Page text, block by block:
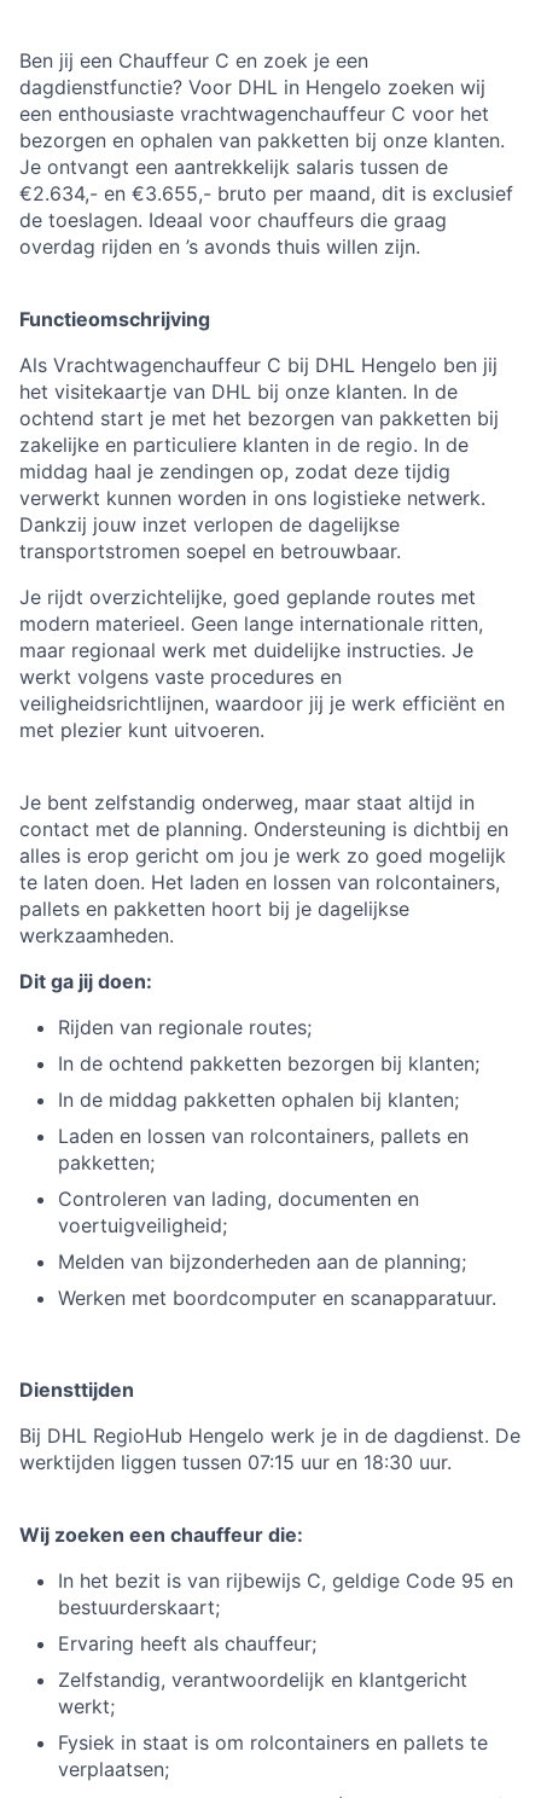
Ben jij een Chauffeur C en zoek je een
dagdienstfunctie? Voor DHL in Hengelo zoeken wij
een enthousiaste vrachtwagenchauffeur C voor het
bezorgen en ophalen van pakketten bij onze klanten.
Je ontvangt een aantrekkelijk salaris tussen de
€2.634,- en €3.655,- bruto per maand, dit is exclusief
de toeslagen. Ideaal voor chauffeurs die graag
overdag rijden en ’s avonds thuis willen zijn.
Functieomschrijving
Als Vrachtwagenchauffeur C bij DHL Hengelo ben jij
het visitekaartje van DHL bij onze klanten. In de
ochtend start je met het bezorgen van pakketten bij
zakelijke en particuliere klanten in de regio. In de
middag haal je zendingen op, zodat deze tijdig
verwerkt kunnen worden in ons logistieke netwerk.
Dankzij jouw inzet verlopen de dagelijkse
transportstromen soepel en betrouwbaar.
Je rijdt overzichtelijke, goed geplande routes met
modern materieel. Geen lange internationale ritten,
maar regionaal werk met duidelijke instructies. Je
werkt volgens vaste procedures en
veiligheidsrichtlijnen, waardoor jij je werk efficiënt en
met plezier kunt uitvoeren.
Je bent zelfstandig onderweg, maar staat altijd in
contact met de planning. Ondersteuning is dichtbij en
alles is erop gericht om jou je werk zo goed mogelijk
te laten doen. Het laden en lossen van rolcontainers,
pallets en pakketten hoort bij je dagelijkse
werkzaamheden.
Dit ga jij doen:
Rijden van regionale routes;
In de ochtend pakketten bezorgen bij klanten;
In de middag pakketten ophalen bij klanten;
Laden en lossen van rolcontainers, pallets en
pakketten;
Controleren van lading, documenten en
voertuigveiligheid;
Melden van bijzonderheden aan de planning;
Werken met boordcomputer en scanapparatuur.
Diensttijden
Bij DHL RegioHub Hengelo werk je in de dagdienst. De
werktijden liggen tussen 07:15 uur en 18:30 uur.
Wij zoeken een chauffeur die:
In het bezit is van rijbewijs C, geldige Code 95 en
bestuurderskaart;
Ervaring heeft als chauffeur;
Zelfstandig, verantwoordelijk en klantgericht
werkt;
Fysiek in staat is om rolcontainers en pallets te
verplaatsen;